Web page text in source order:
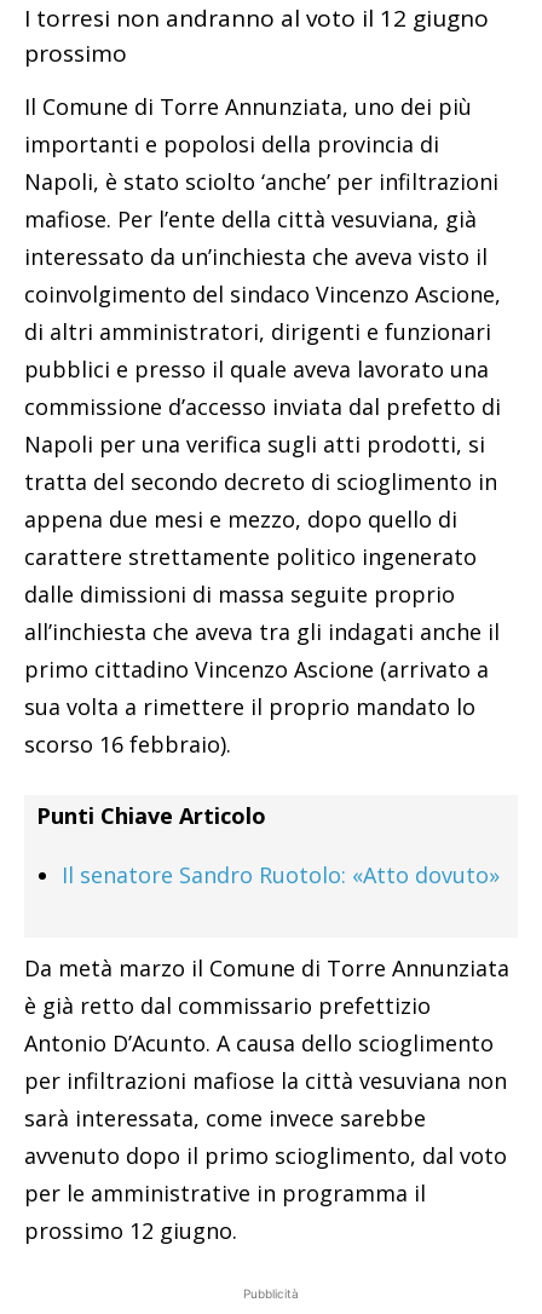
I torresi non andranno al voto il 12 giugno
prossimo
Il Comune di Torre Annunziata, uno dei più
importanti e popolosi della provincia di
Napoli, è stato sciolto ‘anche’ per infiltrazioni
mafiose. Per l’ente della città vesuviana, già
interessato da un’inchiesta che aveva visto il
coinvolgimento del sindaco Vincenzo Ascione,
di altri amministratori, dirigenti e funzionari
pubblici e presso il quale aveva lavorato una
commissione d’accesso inviata dal prefetto di
Napoli per una verifica sugli atti prodotti, si
tratta del secondo decreto di scioglimento in
appena due mesi e mezzo, dopo quello di
carattere strettamente politico ingenerato
dalle dimissioni di massa seguite proprio
all’inchiesta che aveva tra gli indagati anche il
primo cittadino Vincenzo Ascione (arrivato a
sua volta a rimettere il proprio mandato lo
scorso 16 febbraio).
Punti Chiave Articolo
Il senatore Sandro Ruotolo: «Atto dovuto»
Da metà marzo il Comune di Torre Annunziata
è già retto dal commissario prefettizio
Antonio D’Acunto. A causa dello scioglimento
per infiltrazioni mafiose la città vesuviana non
sarà interessata, come invece sarebbe
avvenuto dopo il primo scioglimento, dal voto
per le amministrative in programma il
prossimo 12 giugno.
Pubblicità